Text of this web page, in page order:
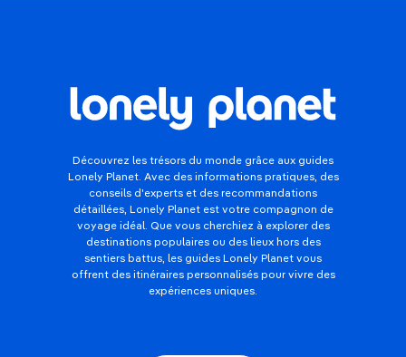
Découvrez les trésors du monde grâce aux guides
Lonely Planet. Avec des informations pratiques, des
conseils d'experts et des recommandations
détaillées, Lonely Planet est votre compagnon de
voyage idéal. Que vous cherchiez à explorer des
destinations populaires ou des lieux hors des
sentiers battus, les guides Lonely Planet vous
offrent des itinéraires personnalisés pour vivre des
expériences uniques.